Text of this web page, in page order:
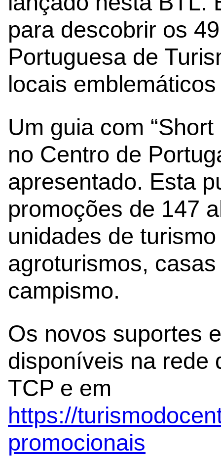
para descobrir os
Portuguesa de
locais
Um guia com
no Centro de
apresentado. Esta
promoções de 147
unidades de
agroturismos,
campismo.
Os novos suportes
disponíveis na rede
TCP e em
https://
promocionais